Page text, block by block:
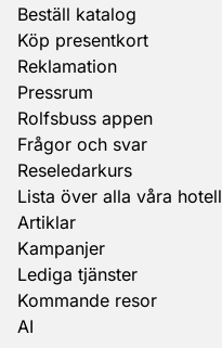
Beställ katalog
Köp presentkort
Reklamation
Pressrum
Rolfsbuss appen
Frågor och svar
Reseledarkurs
Lista över alla våra hotell
Artiklar
Kampanjer
Lediga tjänster
Kommande resor
AI